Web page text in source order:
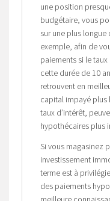
une position
budgétaire, vous
sur une plus
exemple, afin de
paiements si le taux
cette durée de 10
retrouvent en
capital impayé plus
taux d’intérêt,
hypothécaires plus
Si vous magasinez
investissement
terme est à
des paiements